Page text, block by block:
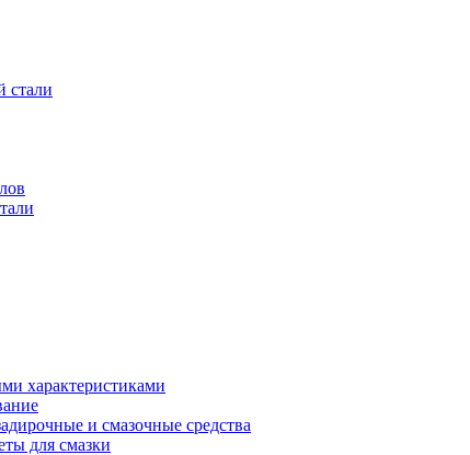
стали
характеристиками
и смазочные средства
для смазки